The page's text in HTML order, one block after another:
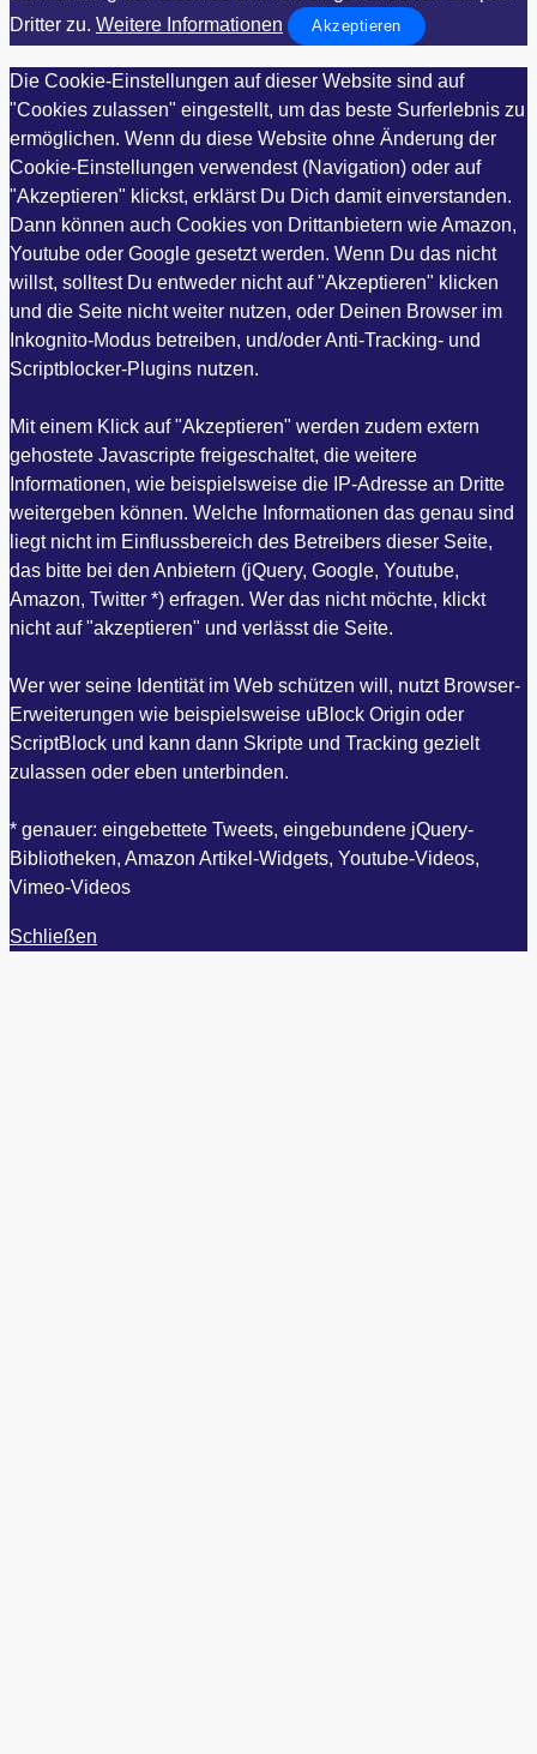
Dritter zu. Weitere Informationen Akzeptieren
Die Cookie-Einstellungen auf dieser Website sind auf
"Cookies zulassen" eingestellt, um das beste Surferlebnis zu
ermöglichen. Wenn du diese Website ohne Änderung der
Cookie-Einstellungen verwendest (Navigation) oder auf
"Akzeptieren" klickst, erklärst Du Dich damit einverstanden.
Dann können auch Cookies von Drittanbietern wie Amazon,
Youtube oder Google gesetzt werden. Wenn Du das nicht
willst, solltest Du entweder nicht auf "Akzeptieren" klicken
und die Seite nicht weiter nutzen, oder Deinen Browser im
Inkognito-Modus betreiben, und/oder Anti-Tracking- und
Scriptblocker-Plugins nutzen.
Mit einem Klick auf "Akzeptieren" werden zudem extern
gehostete Javascripte freigeschaltet, die weitere
Informationen, wie beispielsweise die IP-Adresse an Dritte
weitergeben können. Welche Informationen das genau sind
liegt nicht im Einflussbereich des Betreibers dieser Seite,
das bitte bei den Anbietern (jQuery, Google, Youtube,
Amazon, Twitter *) erfragen. Wer das nicht möchte, klickt
nicht auf "akzeptieren" und verlässt die Seite.
Wer wer seine Identität im Web schützen will, nutzt Browser-
Erweiterungen wie beispielsweise uBlock Origin oder
ScriptBlock und kann dann Skripte und Tracking gezielt
zulassen oder eben unterbinden.
* genauer: eingebettete Tweets, eingebundene jQuery-
Bibliotheken, Amazon Artikel-Widgets, Youtube-Videos,
Vimeo-Videos
Schließen